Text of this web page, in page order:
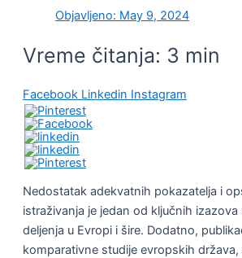
Objavljeno: May 9, 2024
Vreme čitanja: 3 min
Facebook Linkedin Instagram
Nedostatak adekvatnih pokazatelјa i
istraživanja je jedan od klјučnih
delјenja u Evropi i šire. Dodatno,
komparativne studije evropskih država,